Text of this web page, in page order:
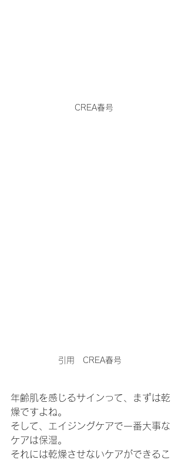
CREA春号
引用　CREA春号
年齢肌を感じるサインって、まずは乾
燥ですよね。
そして、エイジングケアで一番大事な
ケアは保湿。
それには乾燥させないケアができるこ